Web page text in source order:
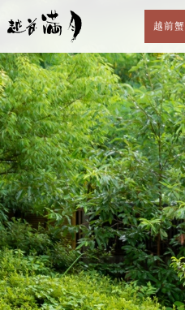
越前
福井・越前 割烹旅館
En
CONCEPT
お料理
ご昼食
越前蟹
客室